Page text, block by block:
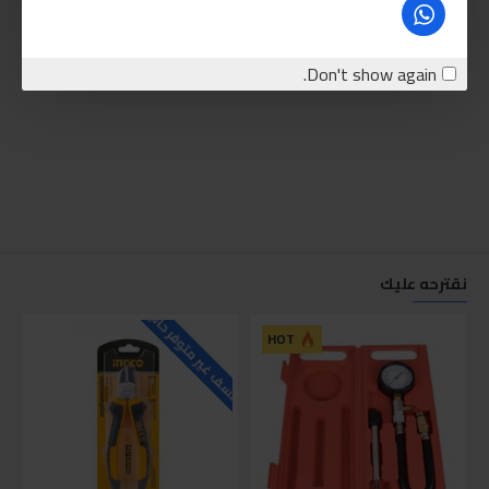
Don't show again.
نقترحه عليك
HOT للاسف غير متوفر حاليا